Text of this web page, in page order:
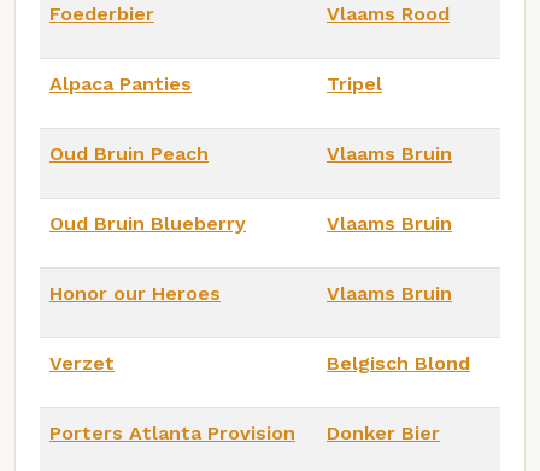
Foederbier Vlaams Rood
Alpaca Panties Tripel
Oud Bruin Peach Vlaams Bruin
Oud Bruin Blueberry Vlaams Bruin
Honor our Heroes Vlaams Bruin
Verzet Belgisch Blond
Porters Atlanta Provision Donker Bier